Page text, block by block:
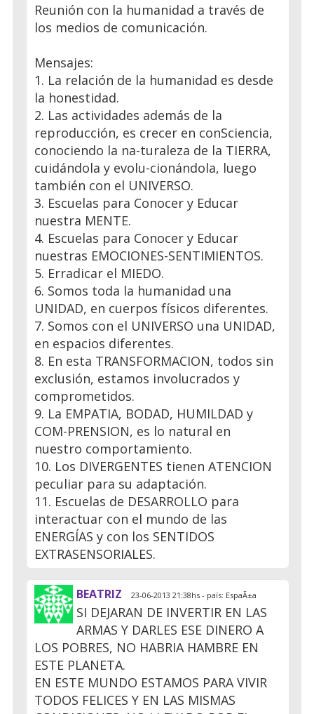
Reunión con la humanidad a través de
los medios de comunicación.
Mensajes:
1. La relación de la humanidad es desde
la honestidad.
2. Las actividades además de la
reproducción, es crecer en conSciencia,
conociendo la na-turaleza de la TIERRA,
cuidándola y evolu-cionándola, luego
también con el UNIVERSO.
3. Escuelas para Conocer y Educar
nuestra MENTE.
4. Escuelas para Conocer y Educar
nuestras EMOCIONES-SENTIMIENTOS.
5. Erradicar el MIEDO.
6. Somos toda la humanidad una
UNIDAD, en cuerpos físicos diferentes.
7. Somos con el UNIVERSO una UNIDAD,
en espacios diferentes.
8. En esta TRANSFORMACION, todos sin
exclusión, estamos involucrados y
comprometidos.
9. La EMPATIA, BODAD, HUMILDAD y
COM-PRENSION, es lo natural en
nuestro comportamiento.
10. Los DIVERGENTES tienen ATENCION
peculiar para su adaptación.
11. Escuelas de DESARROLLO para
interactuar con el mundo de las
ENERGÍAS y con los SENTIDOS
EXTRASENSORIALES.
BEATRIZ 23-06-2013 21:38hs - país: EspaÃ±a
SI DEJARAN DE INVERTIR EN LAS
ARMAS Y DARLES ESE DINERO A
LOS POBRES, NO HABRIA HAMBRE EN
ESTE PLANETA.
EN ESTE MUNDO ESTAMOS PARA VIVIR
TODOS FELICES Y EN LAS MISMAS